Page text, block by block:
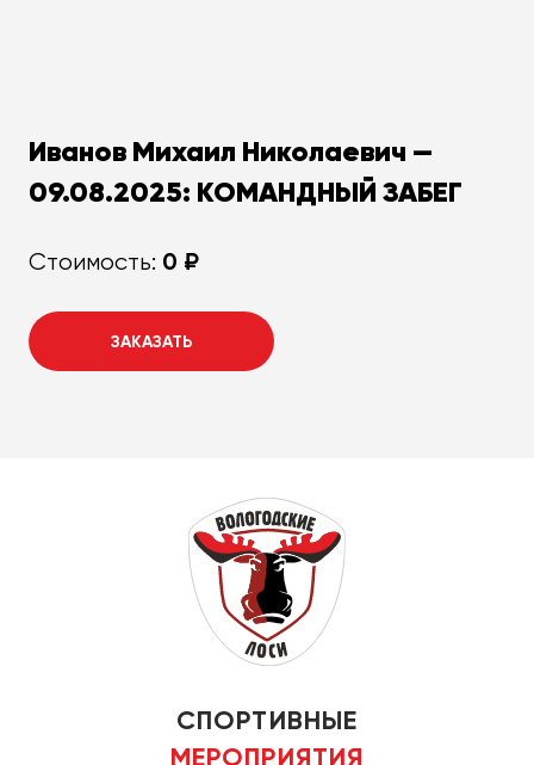
Иванов Михаил Николаевич —
09.08.2025: КОМАНДНЫЙ ЗАБЕГ
Стоимость: 0 ₽
ЗАКАЗАТЬ
СПОРТИВНЫЕ
МЕРОПРИЯТИЯ